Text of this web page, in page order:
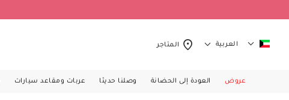
العربية المتاجر
عروض العودة إلى الحضانة وصلنا حديثا عربات ومقاعد سيارات